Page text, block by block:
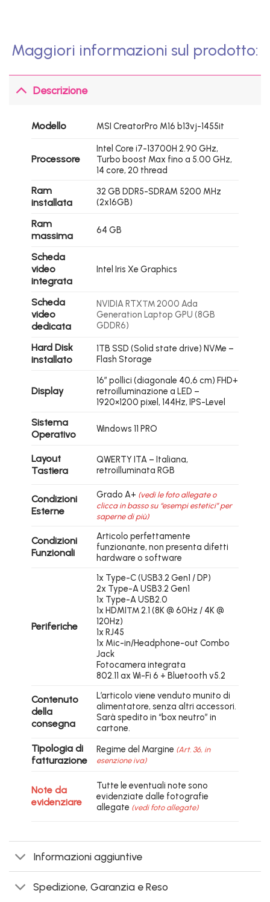
Maggiori informazioni sul prodotto:
Descrizione
Modello MSI CreatorPro M16 b13vj-1455it
Processore
Intel Core i7-13700H 2.90 GHz,
Turbo boost Max fino a 5.00 GHz,
14 core, 20 thread
Ram
installata
32 GB DDR5-SDRAM 5200 MHz
(2x16GB)
Ram
massima
64 GB
Scheda
video
integrata
Intel Iris Xe Graphics
Scheda
video
dedicata
NVIDIA RTX™ 2000 Ada
Generation Laptop GPU (8GB
GDDR6)
Hard Disk
installato
1TB SSD (Solid state drive) NVMe –
Flash Storage
Display
16″ pollici (diagonale 40,6 cm) FHD+
retroilluminazione a LED –
1920×1200 pixel, 144Hz, IPS-Level
Sistema
Operativo
Windows 11 PRO
Layout
Tastiera
QWERTY ITA – Italiana,
retroilluminata RGB
Condizioni
Esterne
Grado A+ (vedi le foto allegate o
clicca in basso su “esempi estetici” per
saperne di più)
Condizioni
Funzionali
Articolo perfettamente
funzionante, non presenta difetti
hardware o software
Periferiche
1x Type-C (USB3.2 Gen1 / DP)
2x Type-A USB3.2 Gen1
1x Type-A USB2.0
1x HDMI™ 2.1 (8K @ 60Hz / 4K @
120Hz)
1x RJ45
1x Mic-in/Headphone-out Combo
Jack
Fotocamera integrata
802.11 ax Wi-Fi 6 + Bluetooth v5.2
Contenuto
della
consegna
L’articolo viene venduto munito di
alimentatore, senza altri accessori.
Sarà spedito in “box neutro” in
cartone.
Tipologia di
fatturazione
Regime del Margine (Art. 36, in
esenzione iva)
Note da
evidenziare
Tutte le eventuali note sono
evidenziate dalle fotografie
allegate (vedi foto allegate)
Informazioni aggiuntive
Spedizione, Garanzia e Reso